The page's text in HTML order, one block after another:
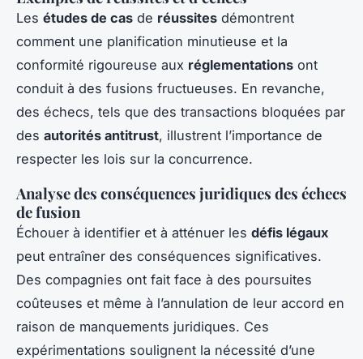
Les études de cas de réussites démontrent
comment une planification minutieuse et la
conformité rigoureuse aux réglementations ont
conduit à des fusions fructueuses. En revanche,
des échecs, tels que des transactions bloquées par
des autorités antitrust, illustrent l’importance de
respecter les lois sur la concurrence.
Analyse des conséquences juridiques des échecs
de fusion
Échouer à identifier et à atténuer les défis légaux
peut entraîner des conséquences significatives.
Des compagnies ont fait face à des poursuites
coûteuses et même à l’annulation de leur accord en
raison de manquements juridiques. Ces
expérimentations soulignent la nécessité d’une